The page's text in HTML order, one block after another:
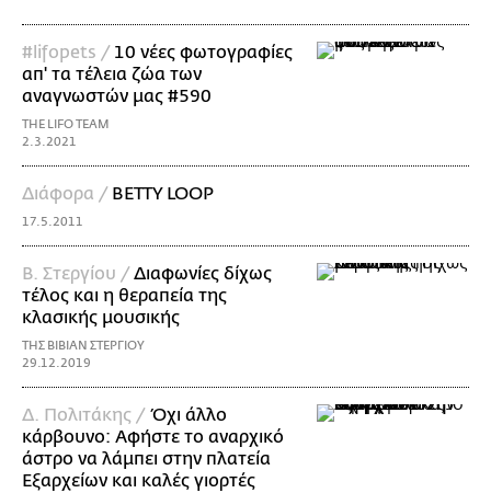
#lifopets / 10 νέες φωτογραφίες
απ' τα τέλεια ζώα των
αναγνωστών μας #590
THE LIFO TEAM
2.3.2021
Διάφορα / BETTY LOOP
17.5.2011
Β. Στεργίου / Διαφωνίες δίχως
τέλος και η θεραπεία της
κλασικής μουσικής
ΤΗΣ ΒΙΒΙΑΝ ΣΤΕΡΓΙΟΥ
29.12.2019
Δ. Πολιτάκης /Όχι άλλο
κάρβουνο: Αφήστε το αναρχικό
άστρο να λάμπει στην πλατεία
Εξαρχείων και καλές γιορτές